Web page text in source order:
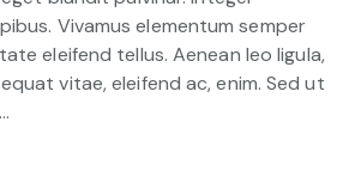
Vivamus elementum semper
eleifend tellus. Aenean leo ligula,
vitae, eleifend ac, enim. Sed ut